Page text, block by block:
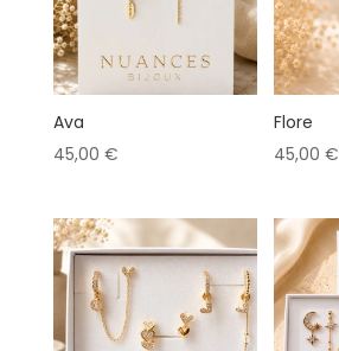
Ava
45,00 €
Flore
45,00€